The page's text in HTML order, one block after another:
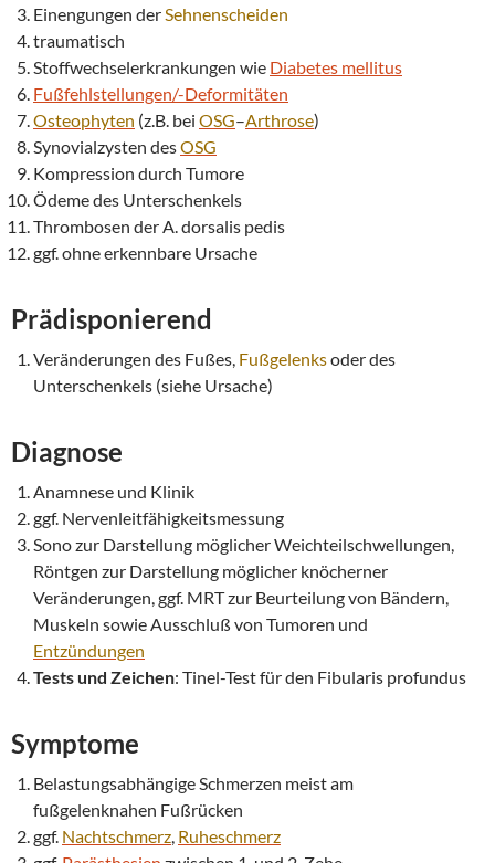
Einengungen derSehnenscheiden
traumatisch
Stoffwechselerkrankungen wie Diabetes mellitus
Fußfehlstellungen/-Deformitäten
Osteophyten (z.B. bei OSG–Arthrose)
Synovialzysten desOSG
Kompression durch Tumore
Ödeme des Unterschenkels
Thrombosen der A. dorsalis pedis
ggf. ohne erkennbare Ursache
Prädisponierend
Veränderungen des Fußes, Fußgelenksoder des
Unterschenkels (siehe Ursache)
Diagnose
Anamnese und Klinik
ggf. Nervenleitfähigkeitsmessung
Sono zur Darstellung möglicher Weichteilschwellungen,
Röntgen zur Darstellung möglicher knöcherner
Veränderungen, ggf. MRT zur Beurteilung von Bändern,
Muskeln sowie Ausschluß von Tumoren und
Entzündungen
Tests und Zeichen: Tinel-Test für den Fibularis profundus
Symptome
Belastungsabhängige Schmerzen meist am
fußgelenknahen Fußrücken
ggf. Nachtschmerz, Ruheschmerz